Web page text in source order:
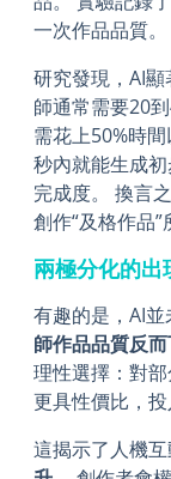
一次作品品質。
研究發現，AI
師通常需要20
需花上50%時
秒內就能生成
完成度。 換言之
創作“及格作品”
兩極分化的出
有趣的是，AI並
師作品品質反
理性選擇：對
更具性價比，投
這揭示了人機互